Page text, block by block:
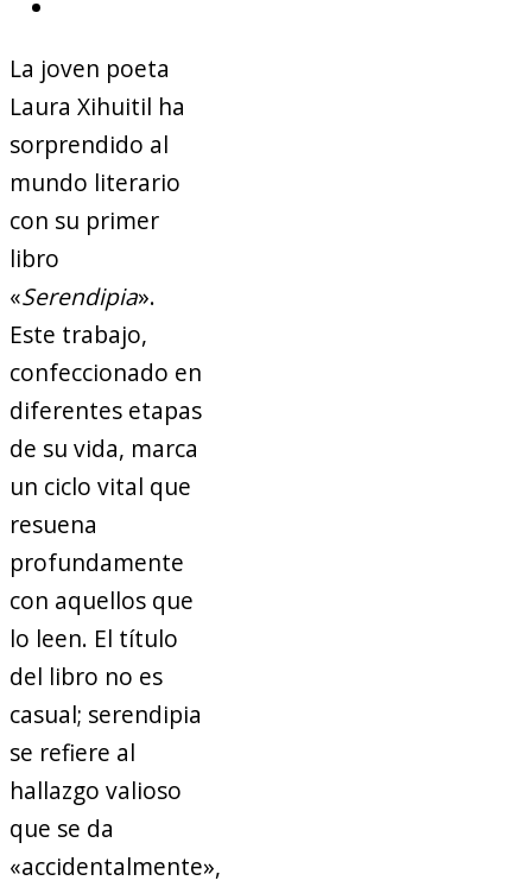
La joven poeta
Laura Xihuitil ha
sorprendido al
mundo literario
con su primer
libro
«Serendipia».
Este trabajo,
confeccionado en
diferentes etapas
de su vida, marca
un ciclo vital que
resuena
profundamente
con aquellos que
lo leen. El título
del libro no es
casual; serendipia
se refiere al
hallazgo valioso
que se da
«accidentalmente»,